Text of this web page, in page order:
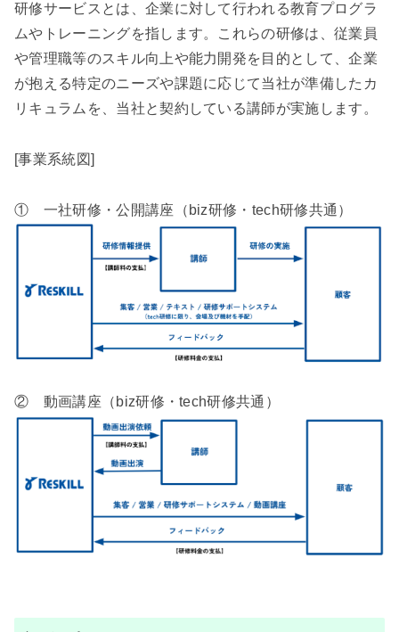
研修サービスとは、企業に対して行われる教育プログラ
ムやトレーニングを指します。これらの研修は、従業員
や管理職等のスキル向上や能力開発を目的として、企業
が抱える特定のニーズや課題に応じて当社が準備したカ
リキュラムを、当社と契約している講師が実施します。
[事業系統図]
① 一社研修・公開講座（biz研修・tech研修共通）
② 動画講座（biz研修・tech研修共通）